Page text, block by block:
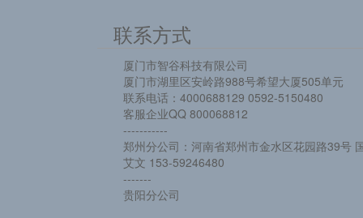
联系方式
厦门市智谷科技有限公司
厦门市湖里区安岭路988号希望大厦505单元
联系电话：4000688129 0592-5150480
客服企业QQ 800068812
-----------
郑州分公司：河南省郑州市金水区花园路39号
艾文 153-59246480
-------
贵阳分公司